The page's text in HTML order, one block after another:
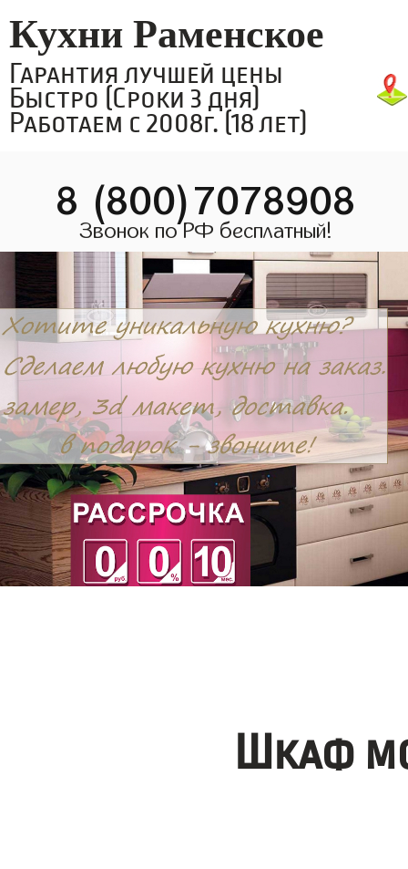
Кухни Раменское
Гарантия лучшей цены
Быстро (Сроки 3 дня)
Работаем с 2008г. (18 лет)
8 (800)7078908
Звонок по РФ бесплатный!
Шкаф